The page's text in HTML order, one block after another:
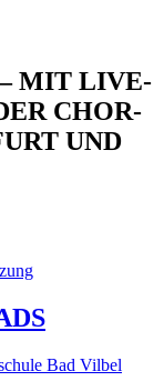
MIT LIVE-
CHOR-
UND
Bad Vilbel